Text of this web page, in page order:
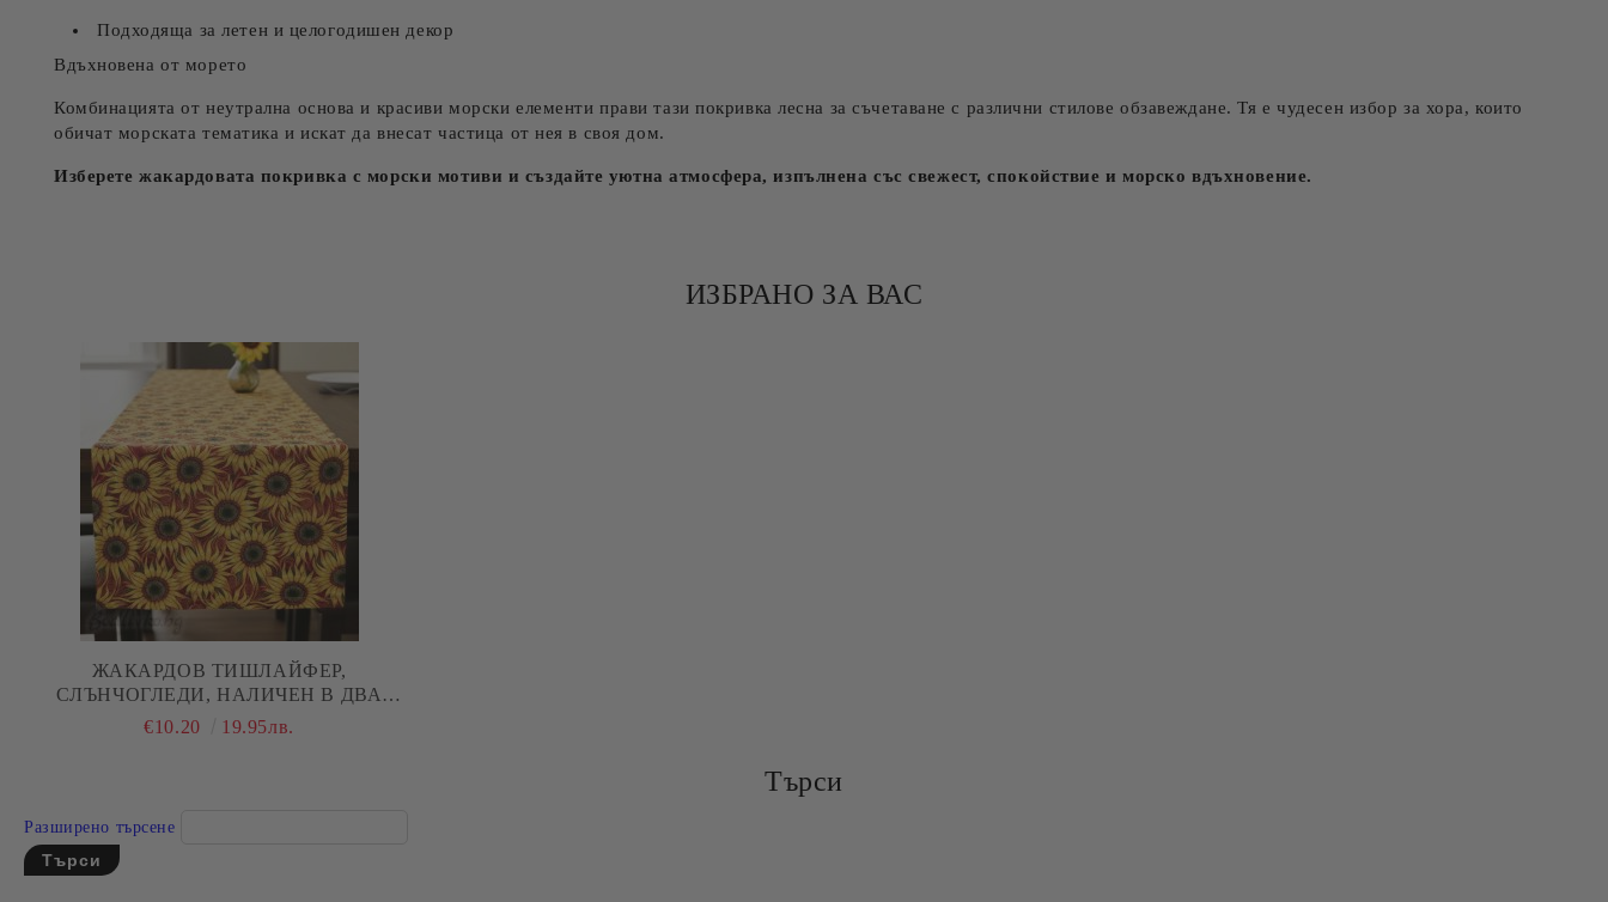
Подходяща за летен и целогодишен декор
Вдъхновена от морето
Комбинацията от неутрална основа и красиви морски елементи прави тази покривка лесна за съчетаване с различни стилове обзавеждане. Тя е чудесен избор за хора, които
обичат морската тематика и искат да внесат частица от нея в своя дом.
Изберете жакардовата покривка с морски мотиви и създайте уютна атмосфера, изпълнена със свежест, спокойствие и морско вдъхновение.
ИЗБРАНО ЗА ВАС
ЖАКАРДОВ ТИШЛАЙФЕР,
СЛЪНЧОГЛЕДИ, НАЛИЧЕН В ДВА
РАЗМЕРА
€10.20 19.95лв.
Търси
Разширено търсене